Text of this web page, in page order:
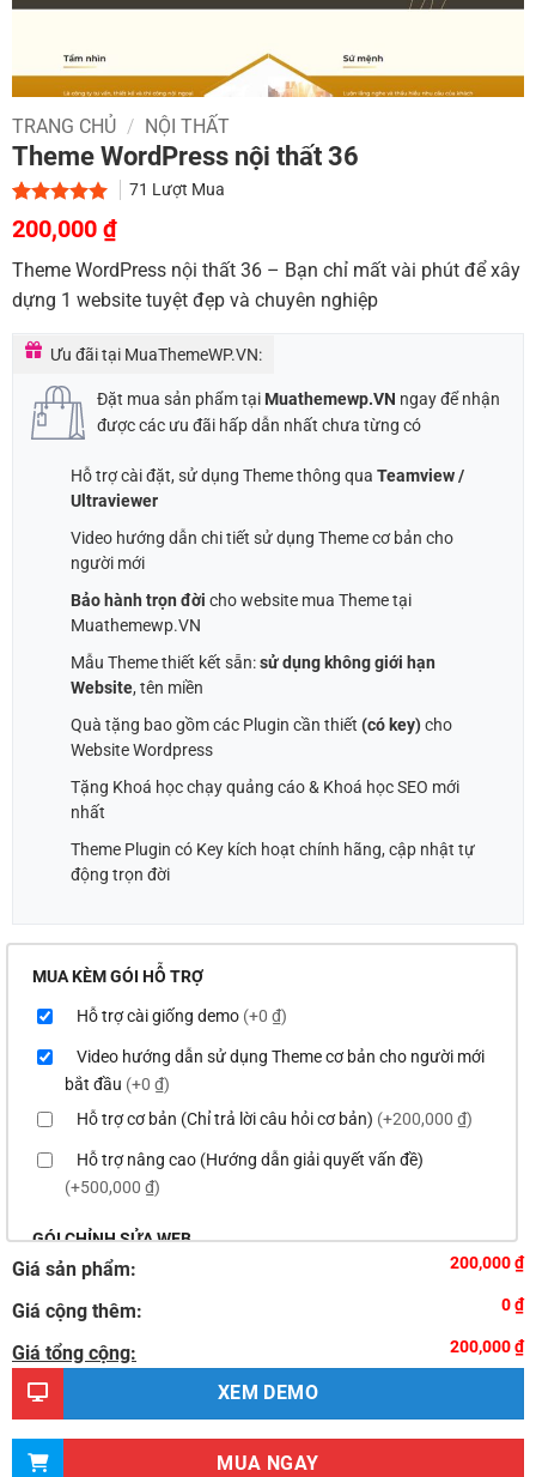
TRANG CHỦ / NỘI THẤT
Theme WordPress nội thất 36
5.00trên 5
dựa trên
2
71 Lượt Mua
Giá
gốc
là:
900,000 ₫.
200,000 ₫Giá
hiện
tại
200,000 ₫.
Theme WordPress nội thất 36 – Bạn chỉ mất vài phút để xây
dựng 1 website tuyệt đẹp và chuyên nghiệp
Ưu đãi tại MuaThemeWP.VN:
Đặt mua sản phẩm tại Muathemewp.VN ngay để nhận
được các ưu đãi hấp dẫn nhất chưa từng có
Hỗ trợ cài đặt, sử dụng Theme thông qua Teamview /
Ultraviewer
Video hướng dẫn chi tiết sử dụng Theme cơ bản cho
người mới
Bảo hành trọn đời cho website mua Theme tại
Muathemewp.VN
Mẫu Theme thiết kết sẵn:sử dụng không giới hạn
Website, tên miền
Quà tặng bao gồm các Plugin cần thiết (có key)cho
Website Wordpress
Tặng Khoá học chạy quảng cáo & Khoá học SEO mới
nhất
Theme Plugin có Key kích hoạt chính hãng, cập nhật tự
động trọn đời
MUA KÈM GÓI HỖ TRỢ
Hỗ trợ cài giống demo (+0 ₫)
Video hướng dẫn sử dụng Theme cơ bản cho người mới
bắt đầu (+0 ₫)
Hỗ trợ cơ bản (Chỉ trả lời câu hỏi cơ bản) (+200,000 ₫)
Hỗ trợ nâng cao (Hướng dẫn giải quyết vấn đề)
(+500,000 ₫)
GÓI CHỈNH SỬA WEB
Thay logo & thông tin doanh nghiệp
Đổi màu chủ đạo của theme theo tông màu của logo
(+200,000 ₫)
Sửa danh mục và sắp xếp lại thanh menu chuẩn
Thay đổi bố cục trang chủ (đơn giản)(+500,000 ₫)
Giá sản phẩm: 200,000 ₫
Giá cộng thêm: 0 ₫
Giá tổng cộng: 200,000 ₫
XEM DEMO
MUA NGAY